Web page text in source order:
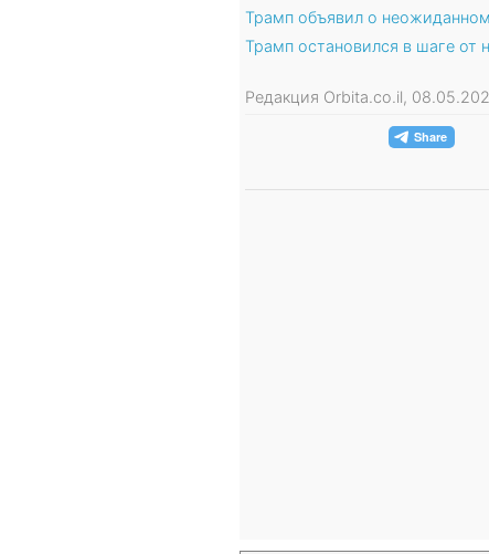
Трамп объявил о
Трамп остановился в шаге
Редакция Orbita.co.il,